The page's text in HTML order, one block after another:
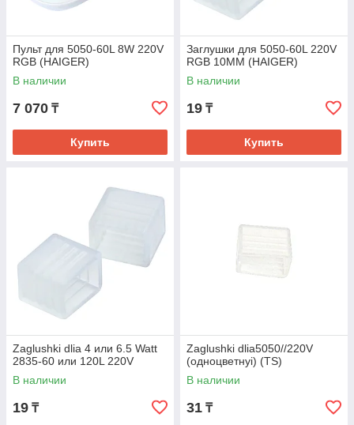
Пульт для 5050-60L 8W 220V
RGB (HAIGER)
В наличии
7 070 ₸
Купить
Заглушки для 5050-60L 220V
RGB 10ММ (HAIGER)
В наличии
19 ₸
Купить
Zaglushki dlia 4 или 6.5 Watt
2835-60 или 120L 220V
В наличии
19 ₸
Zaglushki dlia5050//220V
(одноцветнyi) (TS)
В наличии
31 ₸